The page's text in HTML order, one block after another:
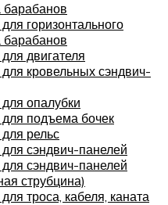
горизонтального
двигателя
кровельных сэндвич-
опалубки
подъема бочек
рельс
сэндвич-панелей
сэндвич-панелей
струбцина)
троса, кабеля, каната